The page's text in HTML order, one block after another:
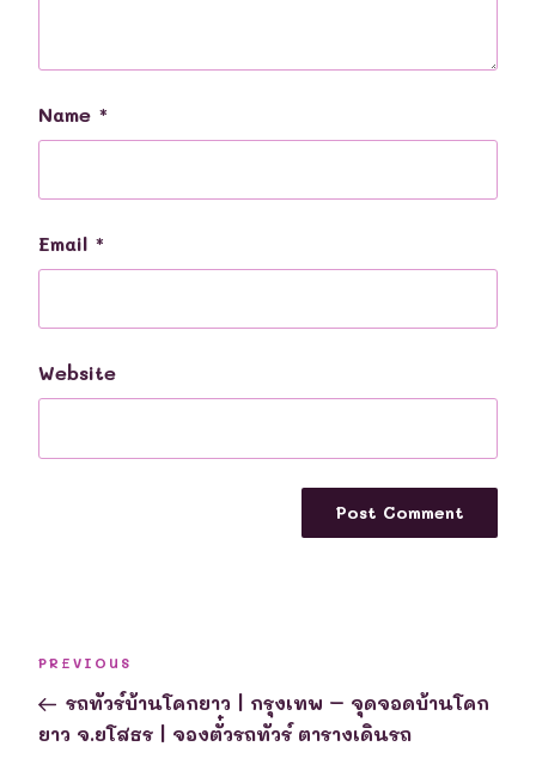
Name *
Email *
Website
Previous
Post
PREVIOUS
รถทัวร์บ้านโคกยาว | กรุงเทพ – จุดจอดบ้านโคก
ยาว จ.ยโสธร | จองตั๋วรถทัวร์ ตารางเดินรถ